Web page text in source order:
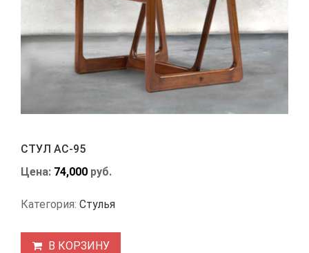
СТУЛ АС-95
Цена: 74,000 руб.
Категория: Стулья
В КОРЗИНУ